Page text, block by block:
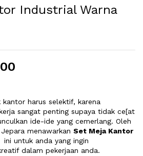
Industrial Warna
harus selektif, karena
sangat penting supaya tidak ce[at
ide-ide yang cemerlang. Oleh
menawarkan Set Meja Kantor
ini untuk anda yang ingin
dalam pekerjaan anda.